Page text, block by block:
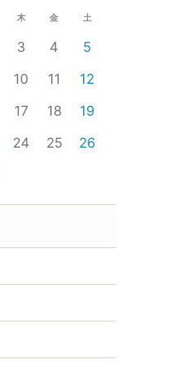
木 金 土
3 4
5
10 11
12
17 18
19
24 25
26